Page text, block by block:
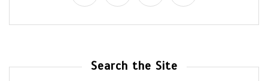
Search the Site